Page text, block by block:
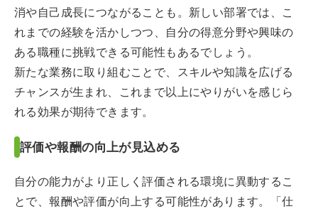
消や自己成長につながることも。新しい部署では、こ
れまでの経験を活かしつつ、自分の得意分野や興味の
ある職種に挑戦できる可能性もあるでしょう。
新たな業務に取り組むことで、スキルや知識を広げる
チャンスが生まれ、これまで以上にやりがいを感じら
れる効果が期待できます。
評価や報酬の向上が見込める
自分の能力がより正しく評価される環境に異動するこ
とで、報酬や評価が向上する可能性があります。「仕